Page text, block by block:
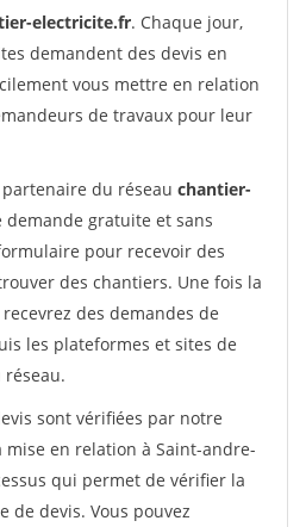
electricite.fr. Chaque jour,
demandent des devis en
vous mettre en relation
de travaux pour leur
du réseau chantier-
demande gratuite et sans
pour recevoir des
des chantiers. Une fois la
des demandes de
les plateformes et sites de
sont vérifiées par notre
en relation à Saint-andre-
qui permet de vérifier la
de devis. Vous pouvez